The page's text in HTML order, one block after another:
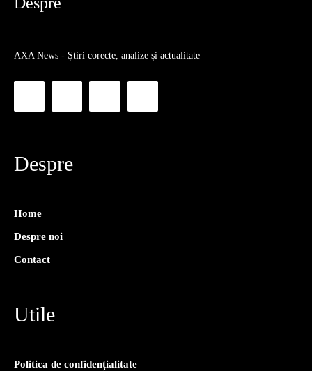
AXA News - Știri corecte, analize și actualitate
Despre
Home
Despre noi
Contact
Utile
Politica de confidențialitate